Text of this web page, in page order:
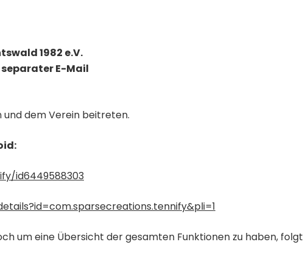
1982 e.V.
E-Mail
dem Verein beitreten.
id6449588303
um eine Übersicht der gesamten Funktionen zu haben, folgt